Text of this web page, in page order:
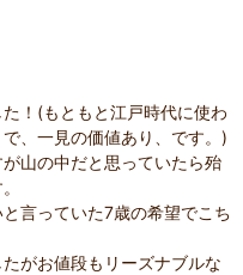
！(もともと江戸時代に使わ
、一見の価値あり、です。)
山の中だと思っていたら殆
言っていた7歳の希望でこち
がお値段もリーズナブルな